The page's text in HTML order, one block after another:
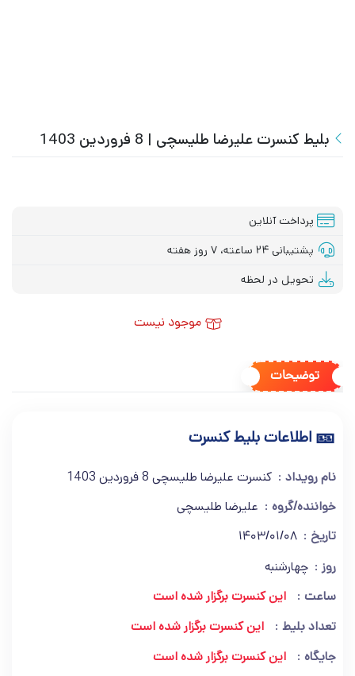
بلیط کنسرت علیرضا طلیسچی | 8 فروردین 1403
پرداخت آنلاین
پشتیبانی ۲۴ ساعته، ۷ روز هفته
تحویل در لحظه
موجود نیست
توضیحات
🎫 اطلاعات بلیط کنسرت
نام رویداد
کنسرت علیرضا طلیسچی 8 فروردین 1403
خواننده/گروه
علیرضا طلیسچی
تاریخ
1403/01/08
روز
چهارشنبه
ساعت
این کنسرت برگزار شده است
تعداد بلیط این کنسرت برگزار شده است
جایگاه این کنسرت برگزار شده است